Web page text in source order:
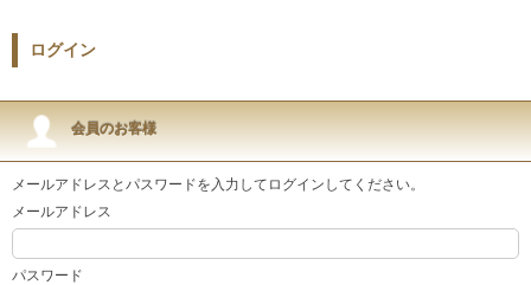
ログイン
会員のお客様
メールアドレスとパスワードを入力してログインしてください。
メールアドレス
パスワード